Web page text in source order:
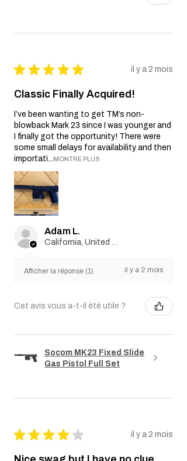
★ ★ ★ ★ ★ il y a 2 mois
Classic Finally Acquired!
I’ve been wanting to get TM’s non-
blowback Mark 23 since I was younger and
I finally got the opportunity! There were
some small delays for availability and then
importati...MONTRE PLUS
Adam L.
Afficher la réponse (1) il y a 2 mois
Cet avis vous a-t-il été utile ?
Socom MK23 Fixed Slide
Gas Pistol Full Set
★ ★ ★ ★ ★ il y a 2 mois